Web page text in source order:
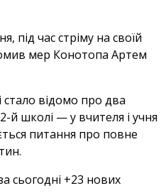
під час стріму на своїй
мер Конотопа Артем
стало відомо про два
й школі — у вчителя і учня
питання про повне
сьогодні +23 нових